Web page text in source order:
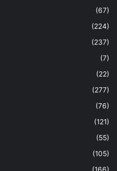
(67)
(224)
(237)
(7)
(22)
(277)
(76)
(121)
(55)
(105)